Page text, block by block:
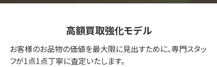
高額買取強化モデル
お客様のお品物の価値を最大限に見出すために、専門スタッ
フが1点1点丁寧に査定いたします。